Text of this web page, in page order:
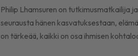
Philip Lhamsuren on tutkimusmatkailija
seurausta hänen kasvatuksestaan,
on tärkeää, kaikki on osa ihmisen